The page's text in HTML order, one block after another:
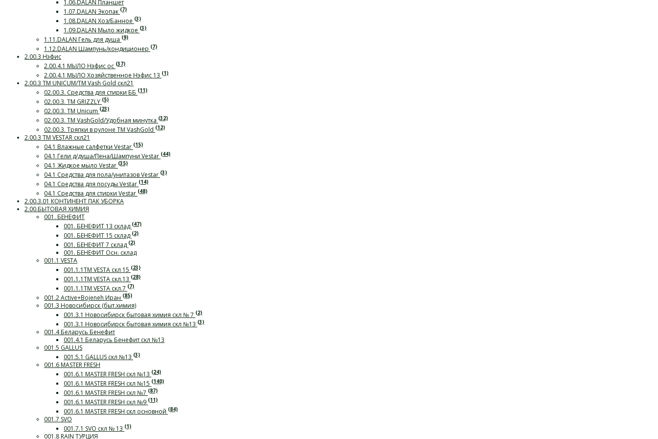
1.06.DALAN Планшет
1.07.DALAN Экопак (7)
1.08.DALAN Хоз/Банное (3)
1.09.DALAN Мыло жидкое (3)
1.11.DALAN Гель для душа (9)
1.12.DALAN Шампунь/кондиционер (7)
2.00.3 Нэфис
2.00.4.1 МЫЛО Нэфис ос (37)
2.00.4.1 МЫЛО Хозяйственное Нэфис 13 (1)
2.00.3 ТМ UNICUM/ТМ Vash Gold скл21
02.00.3. Средства для стирки ББ (11)
02.00.3. ТМ GRIZZLY (5)
02.00.3. ТМ Unicum (23)
02.00.3. ТМ VashGold/Удобная минутка (32)
02.00.3. Тряпки в рулоне ТМ VashGold (12)
2.00.3 ТМ VESTAR скл21
04.1 Влажные салфетки Vestar (15)
04.1 Гели д/душа/Пена/Шампуни Vestar (44)
04.1 Жидкое мыло Vestar (35)
04.1 Средства для пола/унитазов Vestar (3)
04.1 Средства для посуды Vestar (14)
04.1 Средства для стирки Vestar (48)
2.00.3.01 КОНТИНЕНТ ПАК УБОРКА
2.00.БЫТОВАЯ ХИМИЯ
001. БЕНЕФИТ
001. БЕНЕФИТ 13 склад (47)
001. БЕНЕФИТ 15 склад (2)
001. БЕНЕФИТ 7 склад (2)
001. БЕНЕФИТ Осн. склад
001.1 VESTA
001.1.1ТМ VESTA скл 15 (23)
001.1.1ТМ VESTA скл.13 (28)
001.1.1ТМ VESTA скл.7 (7)
001.2 Active+Bojeneh Иран (85)
001.3 Новосибирск (быт.химия)
001.3.1 Новосибирск бытовая химия скл № 7 (2)
001.3.1 Новосибирск бытовая химия скл №13 (3)
001.4 Беларусь Бенефит
001.4.1 Беларусь Бенефит скл №13
001.5 GALLUS
001.5.1 GALLUS скл №13 (3)
001.6 MASTER FRESH
001.6.1 MASTER FRESH скл №13 (24)
001.6.1 MASTER FRESH скл №15 (140)
001.6.1 MASTER FRESH скл №7 (87)
001.6.1 MASTER FRESH скл №9 (11)
001.6.1 MASTER FRESH скл основной (84)
001.7 SVO
001.7.1 SVO скл № 13 (1)
001.8 RAIN ТУРЦИЯ